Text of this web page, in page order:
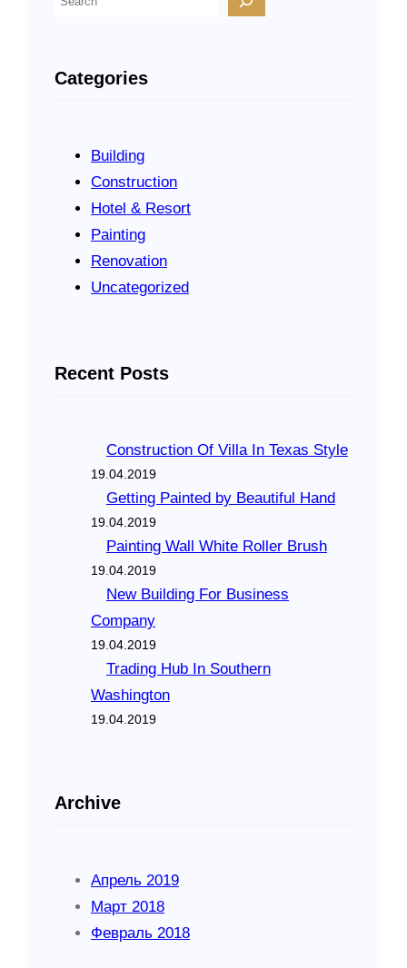
с
Categories
Building
Construction
Hotel & Resort
Painting
Renovation
Uncategorized
Recent Posts
Construction Of Villa In Texas Style
19.04.2019
Getting Painted by Beautiful Hand
19.04.2019
Painting Wall White Roller Brush
19.04.2019
New Building For Business
Company
19.04.2019
Trading Hub In Southern
Washington
19.04.2019
Archive
Апрель 2019
Март 2018
Февраль 2018